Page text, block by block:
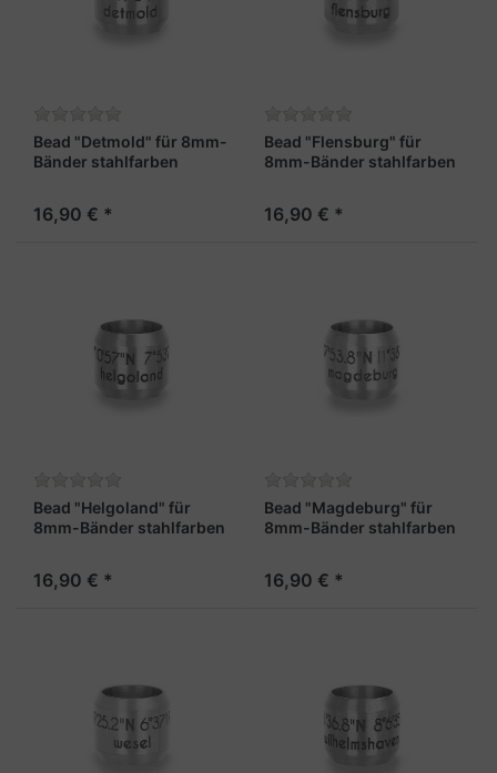
Bead "Detmold" für 8mm-
Bänder stahlfarben
16,90 € *
Bead "Flensburg" für
8mm-Bänder stahlfarben
16,90 € *
Bead "Helgoland" für
8mm-Bänder stahlfarben
16,90 € *
Bead "Magdeburg" für
8mm-Bänder stahlfarben
16,90 € *